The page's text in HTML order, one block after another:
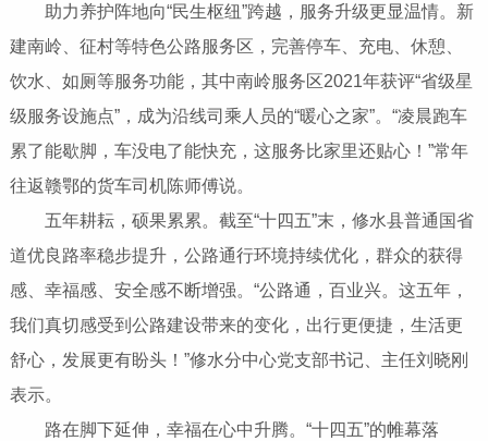
助力养护阵地向“民生枢纽”跨越，服务升级更显温情。新
建南岭、征村等特色公路服务区，完善停车、充电、休憩、
饮水、如厕等服务功能，其中南岭服务区2021年获评“省级星
级服务设施点”，成为沿线司乘人员的“暖心之家”。“凌晨跑车
累了能歇脚，车没电了能快充，这服务比家里还贴心！”常年
往返赣鄂的货车司机陈师傅说。
五年耕耘，硕果累累。截至“十四五”末，修水县普通国省
道优良路率稳步提升，公路通行环境持续优化，群众的获得
感、幸福感、安全感不断增强。“公路通，百业兴。这五年，
我们真切感受到公路建设带来的变化，出行更便捷，生活更
舒心，发展更有盼头！”修水分中心党支部书记、主任刘晓刚
表示。
路在脚下延伸，幸福在心中升腾。“十四五”的帷幕落